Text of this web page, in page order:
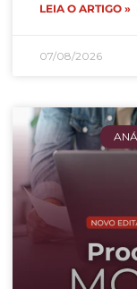
LEIA O ARTIGO »
07/08/2026